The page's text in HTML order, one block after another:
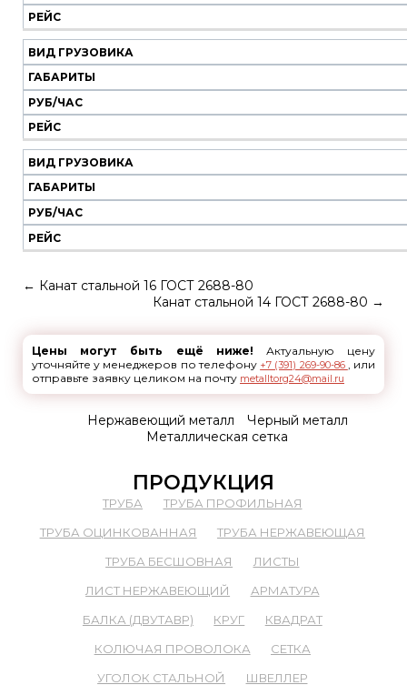
РЕЙС
ВИД ГРУЗОВИКА
ГАБАРИТЫ
РУБ/ЧАС
РЕЙС
ВИД ГРУЗОВИКА
ГАБАРИТЫ
РУБ/ЧАС
РЕЙС
← Канат стальной 16 ГОСТ 2688-80
Канат стальной 14 ГОСТ 2688-80 →
Цены могут быть ещё ниже! Актуальную цену
уточняйте у менеджеров по телефону +7 (391) 269-90-86 , или
отправьте заявку целиком на почту metalltorg24@mail.ru
Нержавеющий металл
Черный металл
Металлическая сетка
ПРОДУКЦИЯ
ТРУБА
ТРУБА ПРОФИЛЬНАЯ
ТРУБА ОЦИНКОВАННАЯ
ТРУБА НЕРЖАВЕЮЩАЯ
ТРУБА БЕСШОВНАЯ
ЛИСТЫ
ЛИСТ НЕРЖАВЕЮЩИЙ
АРМАТУРА
БАЛКА (ДВУТАВР)
КРУГ
КВАДРАТ
КОЛЮЧАЯ ПРОВОЛОКА
СЕТКА
УГОЛОК СТАЛЬНОЙ
ШВЕЛЛЕР